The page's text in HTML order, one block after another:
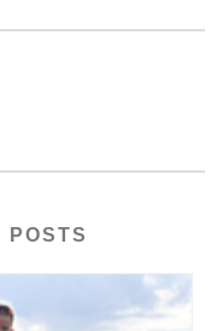
POSTS